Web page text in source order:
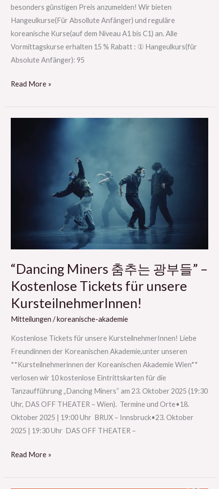
besonders günstigen Preis anzumelden! Wir bieten
Hangeulkurse(Für Absollute Anfänger) und reguläre
koreanische Kurse(auf dem Niveau A1 bis C1) an. Alle
Vormittagskurse erhalten 15 % Rabatt : ① Hangeulkurs(für
Absolute Anfänger): 95
Read More »
“Dancing Miners 춤추는 광부들” –
Kostenlose Tickets für unsere
KursteilnehmerInnen!
Mitteilungen /koreanische-akademie
Kostenlose Tickets für unsere KursteilnehmerInnen! Liebe
Freundinnen der Koreanischen Akademie,unter unseren
**Kursteilnehmerinnen der Koreanischen Akademie Wien**
verlosen wir 10 kostenlose Eintrittskarten für die
Tanzaufführung „Dancing Miners“ am 23. Oktober 2025 (19:30
Uhr, DAS OFF THEATER – Wien). Termine und Orte•18.
Oktober 2025 | 19:00 Uhr BRUX – Innsbruck•23. Oktober
2025 | 19:30 Uhr DAS OFF THEATER –
für
unsere
Read More »